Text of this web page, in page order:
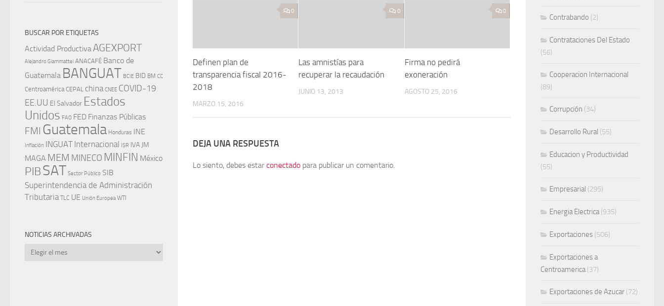
0
Definen plan de
transparencia fiscal 2016-
2018
MARZO 15, 2016
0
Las amnistías para
recuperar la recaudación
JUNIO 13, 2013
0
Firma no pedirá
exoneración
AGOSTO 25, 2016
DEJA UNA RESPUESTA
Lo siento, debes estarconectado para publicar un comentario.
BUSCAR POR ETIQUETAS
Actividad ProductivaAGEXPORT
Alejandro Giammattei ANACAFÉ Banco de
Guatemala BANGUAT BCIE BID BM CC
Centroamérica CEPAL china CNEE COVID-19
EE.UU El Salvador Estados
Unidos FAO FED Finanzas Públicas
FMI Guatemala Honduras INE
Inflación INGUAT Internacional ISR IVA JM
MAGA MEM MINECO MINFIN México
PIBSAT Sector Público SIB
Superintendencia de Administración
Tributaria TLC UE Unión Europea WTI
NOTICIAS ARCHIVADAS
Noticias
Contrabando (2)
Contrataciones Del Estado
(56)
Cooperacion Internacional
(89)
Corrupción (34)
Desarrollo Rural (55)
Educacion y Productividad
(55)
Empresarial (295)
Energia Electrica(935)
Exportaciones (506)
Exportaciones a
Centroamerica(37)
Exportaciones de Azucar (72)